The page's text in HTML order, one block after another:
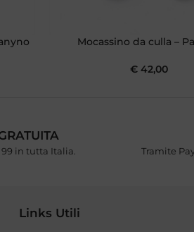
Mocassino da culla –
€ 42,00
in tutta Italia. Tramite
Links Utili